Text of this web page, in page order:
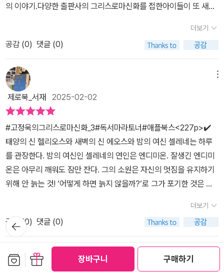
장바구니 구매하기
출판사로부터 제공받은 책을 읽고 작성한 주관적인 글입니다>
의 이야기.다양한 출판사의 그리스로마신화를 접한아이들이 또 새롭
다.패닉의 유래,k팝이 현대판 뮤즈라는 이야기는신화이야기와 맞닿
은현실을 보여준다.흥미로운 신들의 이야기로그리스로마신화를 알
고,주석으로 더 쉽고,재밌게배운다.좋아하는 그리스로마신화를새롭
게 보고,많은 것을 알게하는 책!#북스타그램 #책스타그램 #신간책 #
독서 #마라톤 #독서마라톤 #그리스로마신화 #영원한예술의탄생 #
고정욱 #고정욱그리스로마신화 #책 #공부 #숙제 #독서습관 #서평
단 #서평 #리뷰 #자기주도학습 #놀이육아 #책육아 #그림책전도사
#강심수정책 #책읽는우리집🏠
더보기
공감 (0) 댓글 (0)
제로북_서재 2025-02-02
#고정욱의그리스로마신화_3#독서마라토너#애플북스<227p>✔️
태양의 신 헬리오스와 새벽의 신 에오스와 밤의 여신 셀레네는 하루
를 관장한다. 밤의 여신인 셀레네의 연인은 엔디미온. 잘생긴 엔디미
온은 아무리 깨워도 잠만 잔다. 그의 소원은 자신의 멋짐을 유지하기
위해 안 늙는 것! ‘어떻게 하면 늙지 않을까?‘로 그가 포기한 것은 바
거 맞아?✔️ 2장부터 6장은 술의 신 디오니소스 이야기 아테나가 제
우스 머리에서 탄생했다면 디오니소스는 셀레네에게서 6개월 만에
태어나 다시 제우스의 허벅지로 들어가서 3개월을 더 지내다가 태어
남. 제우스는 머리에서도 애를 낳고 허벅지로도 애를 낳네? 😳술의
신 디오니소스 곁엔 춤과 노래에 정통한 ‘판’이 함께~ 음주 가무는 한
더보기
공감 (0) 댓글 (0)
2025-01-26
뒤로가
기